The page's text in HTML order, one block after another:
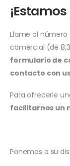
Llame al
comercial (de
formulario de
contacto con
Para ofrecerle
facilitarnos un
Ponemos a su